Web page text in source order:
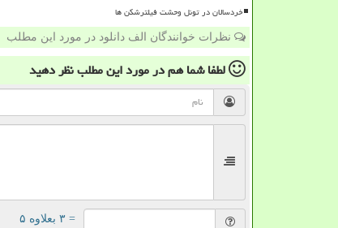
خردسالان در تونل وحشت فیلترشکن ها
نظرات خوانندگان الف دانلود در مورد این مطلب
لطفا شما همدر مورد این مطلبنظر دهید
= ۳ بعلاوه ۵